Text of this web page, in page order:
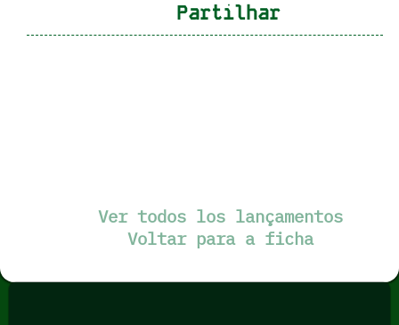
Partilhar
Ver todos los lançamentos
Voltar para a ficha